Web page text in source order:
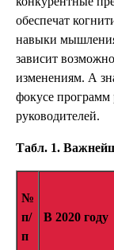
обеспечат
навыки
зависит
изменениям. А
фокусе программ
руководителей.
Табл. 1.
№
п/
п
В 2020 году